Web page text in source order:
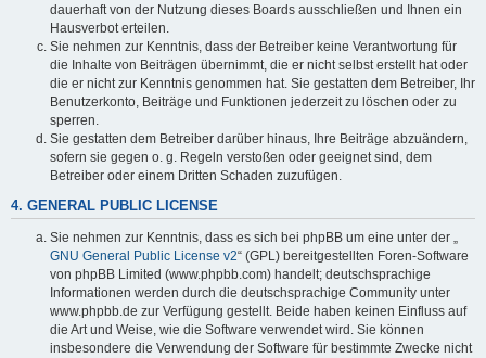
dauerhaft von der Nutzung dieses Boards ausschließen und Ihnen ein
Hausverbot erteilen.
Sie nehmen zur Kenntnis, dass der Betreiber keine Verantwortung für
die Inhalte von Beiträgen übernimmt, die er nicht selbst erstellt hat oder
die er nicht zur Kenntnis genommen hat. Sie gestatten dem Betreiber, Ihr
Benutzerkonto, Beiträge und Funktionen jederzeit zu löschen oder zu
sperren.
Sie gestatten dem Betreiber darüber hinaus, Ihre Beiträge abzuändern,
sofern sie gegen o. g. Regeln verstoßen oder geeignet sind, dem
Betreiber oder einem Dritten Schaden zuzufügen.
4. GENERAL PUBLIC LICENSE
Sie nehmen zur Kenntnis, dass es sich bei phpBB um eine unter der „
GNU General Public License v2“ (GPL) bereitgestellten Foren-Software
von phpBB Limited (www.phpbb.com) handelt; deutschsprachige
Informationen werden durch die deutschsprachige Community unter
www.phpbb.de zur Verfügung gestellt. Beide haben keinen Einfluss auf
die Art und Weise, wie die Software verwendet wird. Sie können
insbesondere die Verwendung der Software für bestimmte Zwecke nicht